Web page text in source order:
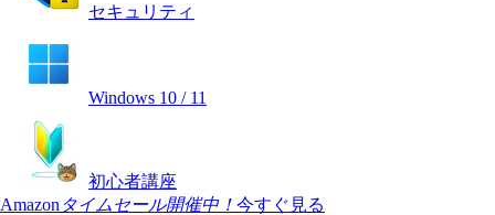
セキュリティ
Windows 10 / 11
初心者講座
Amazon タイムセール開催中！ 今すぐ見る